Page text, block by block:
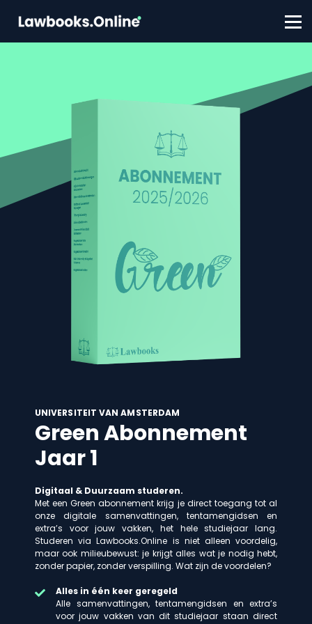
FAQ
Contact
UNIVERSITEIT VAN AMSTERDAM
Green Abonnement
Jaar 1
Digitaal & Duurzaam studeren.
Met een Green abonnement krijg je direct toegang tot al
onze digitale samenvattingen, tentamengidsen en
extra’s voor jouw vakken, het hele studiejaar lang.
Studeren via Lawbooks.Online is niet alleen voordelig,
maar ook milieubewust: je krijgt alles wat je nodig hebt,
zonder papier, zonder verspilling. Wat zijn de voordelen?
Alles in één keer geregeld
Alle samenvattingen, tentamengidsen en extra’s
voor jouw vakken van dit studiejaar staan direct